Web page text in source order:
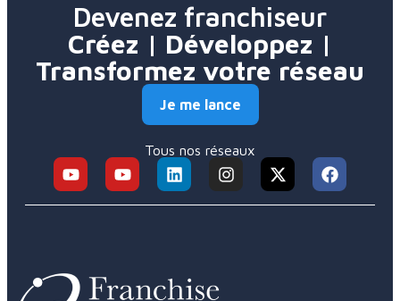
Devenez franchiseur
Créez | Développez |
Transformez votre réseau
Je me lance
Tous nos réseaux